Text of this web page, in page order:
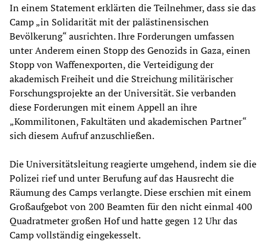
In einem Statement erklärten die Teilnehmer, dass sie das
Camp „in Solidarität mit der palästinensischen
Bevölkerung“ ausrichten. Ihre Forderungen umfassen
unter Anderem einen Stopp des Genozids in Gaza, einen
Stopp von Waffenexporten, die Verteidigung der
akademisch Freiheit und die Streichung militärischer
Forschungsprojekte an der Universität. Sie verbanden
diese Forderungen mit einem Appell an ihre
„Kommilitonen, Fakultäten und akademischen Partner“
sich diesem Aufruf anzuschließen.
Die Universitätsleitung reagierte umgehend, indem sie die
Polizei rief und unter Berufung auf das Hausrecht die
Räumung des Camps verlangte. Diese erschien mit einem
Großaufgebot von 200 Beamten für den nicht einmal 400
Quadratmeter großen Hof und hatte gegen 12 Uhr das
Camp vollständig eingekesselt.